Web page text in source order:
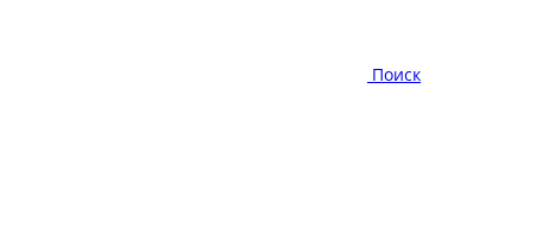
Поиск